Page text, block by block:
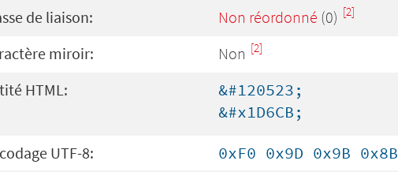
de liaison: Non réordonné (0) [2]
miroir: Non [2]
HTML:
&#120523;
&#x1D6CB;
UTF-8:
0xF0 0x9D 0x9B 0x8B